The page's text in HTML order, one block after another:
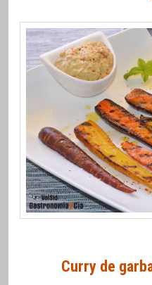
Curry de